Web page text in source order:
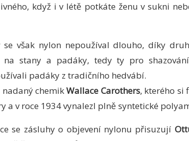
když i v létě potkáte ženu v sukni
se však nylon nepoužíval dlouho, díky
na stany a padáky, tedy ty pro
padáky z tradičního hedvábí.
nadaný chemikWallace Carothers, kterého si
a v roce 1934 vynalezl plně syntetické
se zásluhy o objevení nylonu přisuzují